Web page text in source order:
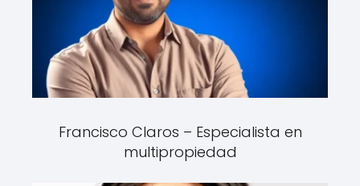
Francisco Claros – Especialista en
multipropiedad